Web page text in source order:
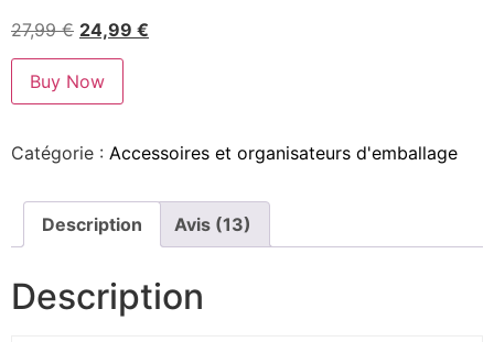
27,99€ 24,99 €
Buy Now
Catégorie : Accessoires et organisateurs d'emballage
Description Avis (13)
Description